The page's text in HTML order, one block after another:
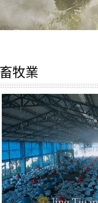
畜牧業